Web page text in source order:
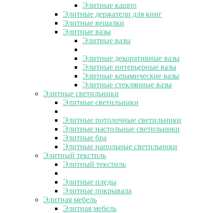
Элитные кашпо
Элитные держатели для книг
Элитные вешалки
Элитные вазы
Элитные вазы
Элитные декоративные вазы
Элитные интерьерные вазы
Элитные керамические вазы
Элитные стеклянные вазы
Элитные светильники
Элитные светильники
Элитные потолочные светильники
Элитные настольные светильники
Элитные бра
Элитные напольные светильники
Элитный текстиль
Элитный текстиль
Элитные пледы
Элитные покрывала
Элитная мебель
Элитная мебель